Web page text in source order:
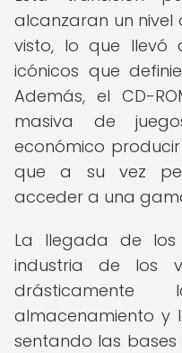
alcanzaran un nivel
visto, lo que llevó
icónicos que
Además, el CD-
masiva de
económico
que a su vez
acceder a una
La llegada de los
industria de los
almacenamiento y
sentando las